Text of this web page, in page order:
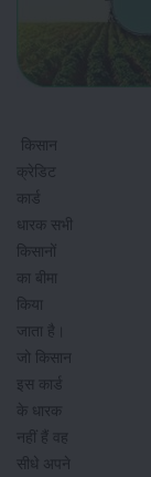
किसान
क्रेडिट
कार्ड
धारक सभी
किसानों
का बीमा
किया
जाता है।
जो किसान
इस कार्ड
के धारक
नहीं हैं वह
सीधे अपने